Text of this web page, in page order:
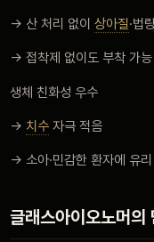
→ 산 처리 없이 상아질·법
→ 접착제 없이도 부착 가능
생체 친화성 우수
→ 치수 자극 적음
→ 소아·민감한 환자에 유리
글래스아이오노머의